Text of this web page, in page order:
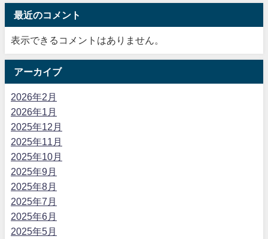
最近のコメント
表示できるコメントはありません。
アーカイブ
2026年2月
2026年1月
2025年12月
2025年11月
2025年10月
2025年9月
2025年8月
2025年7月
2025年6月
2025年5月